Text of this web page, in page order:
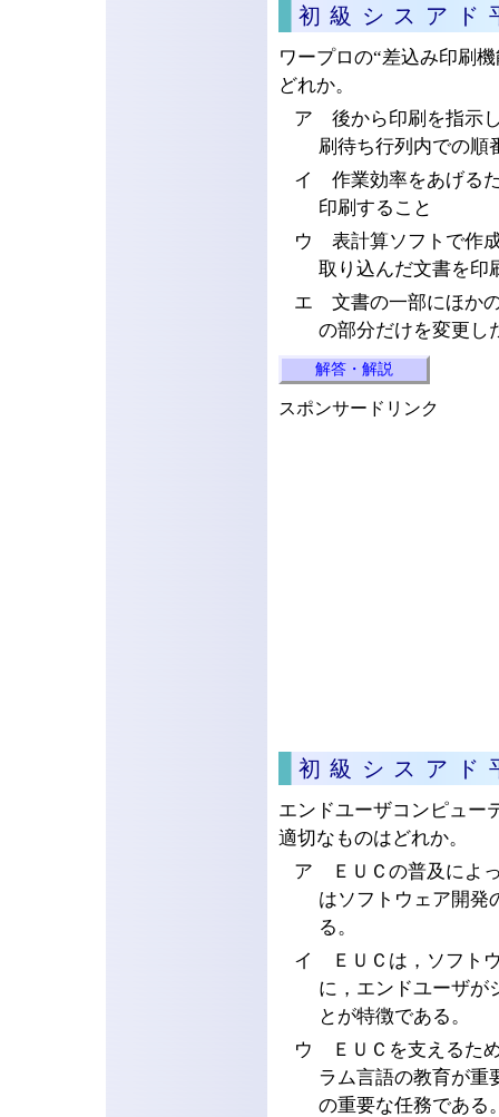
初級シスア
ワープロの“差込み印刷
どれか。
ア 後から印刷を指示
刷待ち行列内での順
イ 作業効率をあげる
印刷すること
ウ 表計算ソフトで作
取り込んだ文書を印
エ 文書の一部にほか
の部分だけを変更し
解答・解説
スポンサードリンク
初級シスア
エンドユーザコンピュー
適切なものはどれか。
ア ＥＵＣの普及によ
はソフトウェア開発
る。
イ ＥＵＣは，ソフト
に，エンドユーザが
とが特徴である。
ウ ＥＵＣを支えるため
ラム言語の教育が重
の重要な任務である